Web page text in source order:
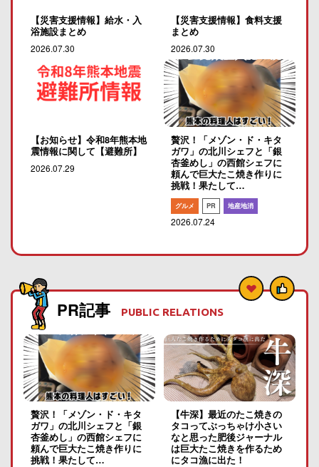
【災害支援情報】給水・入
浴施設まとめ
2026.07.30
【災害支援情報】食料支援
まとめ
2026.07.30
【お知らせ】令和8年熊本地
震情報に関して【避難所】
2026.07.29
贅沢！「メゾン・ド・キタ
ガワ」の北川シェフと「銀
杏釜めし」の西館シェフに
頼んで巨大たこ焼き作りに
挑戦！果たして…
グルメ PR 地産地消
2026.07.24
PR記事 PUBLIC RELATIONS
贅沢！「メゾン・ド・キタ
ガワ」の北川シェフと「銀
杏釜めし」の西館シェフに
頼んで巨大たこ焼き作りに
挑戦！果たして…
【牛深】最近のたこ焼きの
タコってぶっちゃけ小さい
なと思った肥後ジャーナル
は巨大たこ焼きを作るため
にタコ漁に出た！